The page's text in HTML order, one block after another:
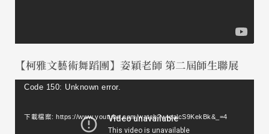
【柯雅文藝術舞蹈團】姿穎老師 第二屆師生聯展
視Code 150: Unknown error.
下載檔案: https://www.youtube.com/watch?v=ealcS9KekBk&_=4